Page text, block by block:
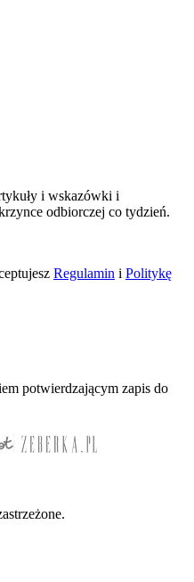
i wskazówki i
odbiorczej co tydzień.
Regulamin i Politykę
potwierdzającym zapis do